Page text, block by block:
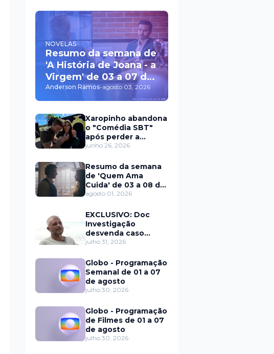
NOVELAS
Resumo da semana de
'A História de Joana - a
Virgem' de 03 a 07 de
agosto
Anderson Ramos-agosto 03, 2026
Xaropinho abandona
o "Comédia SBT"
após perder a
paciência com Sarro
junho 26, 2026
Resumo da semana
de 'Quem Ama
Cuida' de 03 a 08 de
agosto
agosto 01, 2026
EXCLUSIVO: Doc
Investigação
desvenda caso
Eduardo Martins e
trás de fraude
internacional
julho 31, 2026
Globo - Programação
Semanal de 01 a 07
de agosto
julho 30, 2026
Globo - Programação
de Filmes de 01 a 07
de agosto
julho 30, 2026